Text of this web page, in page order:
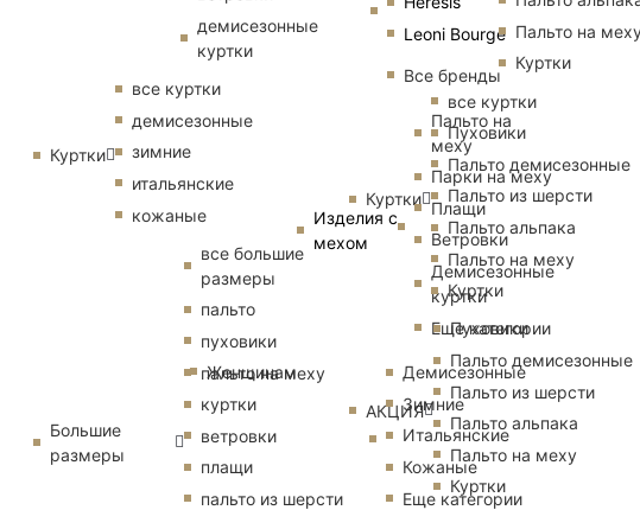
Женщинам
Leoni Bourge
Все бренды
Изделия с
мехом
Пальто на
меху
Парки на меху
Плащи
Ветровки
Демисезонные
куртки
Еще категории
Демисезонные
Зимние
Итальянские
Кожаные
Еще категории
демисезонные
куртки
Куртки
все куртки
демисезонные
зимние
итальянские
кожаные
Большие
размеры
все большие
размеры
пальто
пуховики
пальто на меху
куртки
ветровки
плащи
пальто из шерсти
Пальто на
Куртки
Куртки
все куртки
Пуховики
Пальто демисезонные
Пальто из шерсти
Пальто альпака
Пальто на меху
Куртки
АКЦИЯ
Пуховики
Пальто демисезонные
Пальто из шерсти
Пальто альпака
Пальто на меху
Куртки